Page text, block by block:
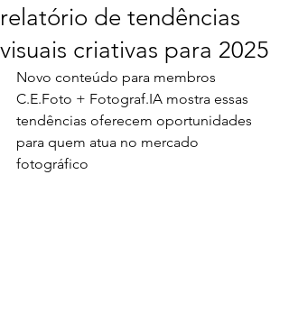
relatório de tendências
visuais criativas para 2025
Novo conteúdo para membros
C.E.Foto + Fotograf.IA mostra essas
tendências oferecem oportunidades
para quem atua no mercado
fotográfico